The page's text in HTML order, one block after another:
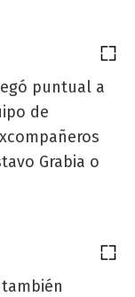
puntual a
de
Grabia o